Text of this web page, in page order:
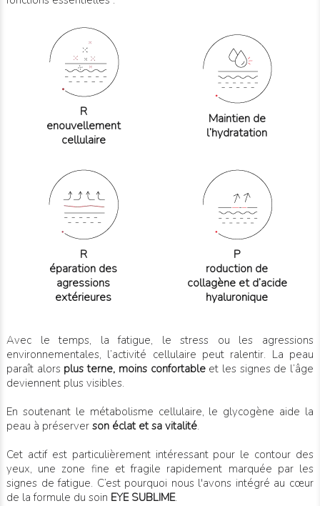
R
enouvellement
cellulaire
Maintien de
l’hydratation
R
éparation des
agressions
extérieures
P
roduction de
collagène et d’acide
hyaluronique
Avec le temps, la fatigue, le stress ou les agressions
environnementales, l’activité cellulaire peut ralentir. La peau
paraît alors plus terne, moins confortableet les signes de l’âge
deviennent plus visibles.
En soutenant le métabolisme cellulaire, le glycogène aide la
peau à préserver son éclat et sa vitalité.
Cet actif est particulièrement intéressant pour le contour des
yeux, une zone fine et fragile rapidement marquée par les
signes de fatigue. C’est pourquoi nous l'avons intégré au cœur
de la formule du soin EYE SUBLIME.